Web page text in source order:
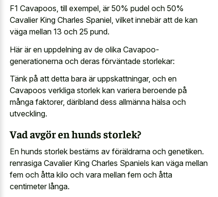
F1 Cavapoos, till exempel, är 50% pudel och 50%
Cavalier King Charles Spaniel, vilket innebär att de kan
väga mellan 13 och 25 pund.
Här är en uppdelning av de olika Cavapoo-
generationerna och deras förväntade storlekar:
Tänk på att detta bara är uppskattningar, och en
Cavapoos verkliga storlek kan variera beroende på
många faktorer, däribland dess allmänna hälsa och
utveckling.
Vad avgör en hunds storlek?
En hunds storlek bestäms av föräldrarna och genetiken.
renrasiga Cavalier King Charles Spaniels kan väga mellan
fem och åtta kilo och vara mellan fem och åtta
centimeter långa.